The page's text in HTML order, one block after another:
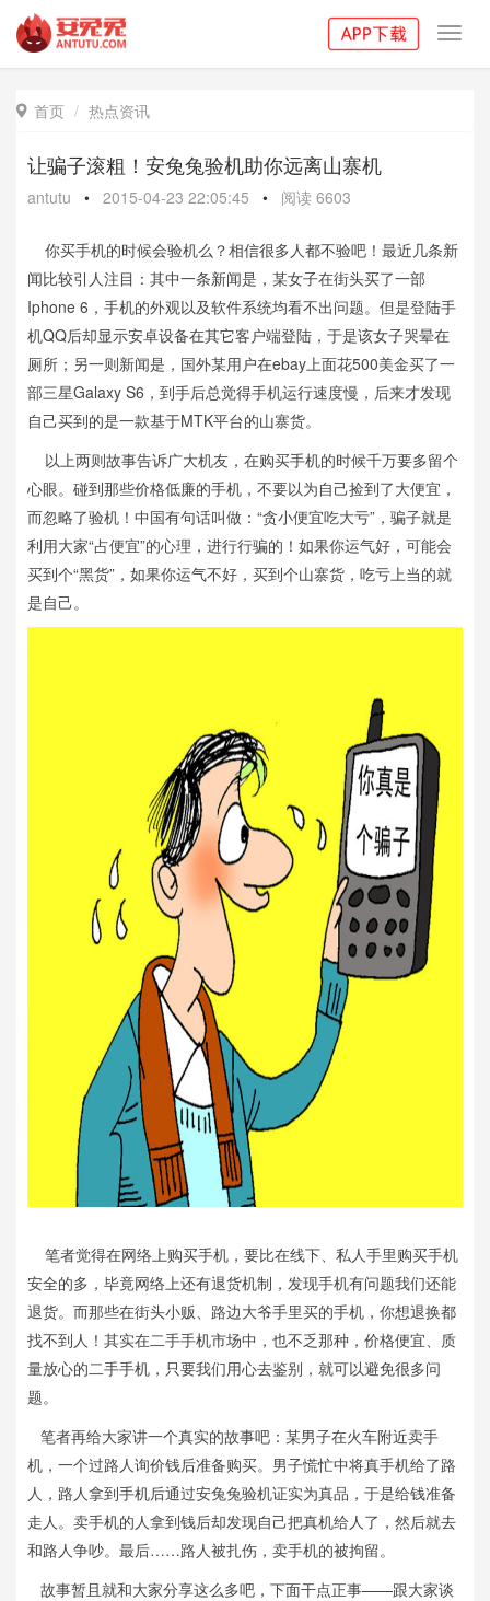
 首页 热点资讯
让骗子滚粗！安兔兔验机助你远离山寨机
antutu • 2015-04-23 22:05:45 • 阅读 6603
你买手机的时候会验机么？相信很多人都不验吧！最近几条新
闻比较引人注目：其中一条新闻是，某女子在街头买了一部
Iphone 6，手机的外观以及软件系统均看不出问题。但是登陆手
机QQ后却显示安卓设备在其它客户端登陆，于是该女子哭晕在
厕所；另一则新闻是，国外某用户在ebay上面花500美金买了一
部三星Galaxy S6，到手后总觉得手机运行速度慢，后来才发现
自己买到的是一款基于MTK平台的山寨货。
以上两则故事告诉广大机友，在购买手机的时候千万要多留个
心眼。碰到那些价格低廉的手机，不要以为自己捡到了大便宜，
而忽略了验机！中国有句话叫做：“贪小便宜吃大亏”，骗子就是
利用大家“占便宜”的心理，进行行骗的！如果你运气好，可能会
买到个“黑货”，如果你运气不好，买到个山寨货，吃亏上当的就
是自己。
笔者觉得在网络上购买手机，要比在线下、私人手里购买手机
安全的多，毕竟网络上还有退货机制，发现手机有问题我们还能
退货。而那些在街头小贩、路边大爷手里买的手机，你想退换都
找不到人！其实在二手手机市场中，也不乏那种，价格便宜、质
量放心的二手手机，只要我们用心去鉴别，就可以避免很多问
题。
笔者再给大家讲一个真实的故事吧：某男子在火车附近卖手
机，一个过路人询价钱后准备购买。男子慌忙中将真手机给了路
人，路人拿到手机后通过安兔兔验机证实为真品，于是给钱准备
走人。卖手机的人拿到钱后却发现自己把真机给人了，然后就去
和路人争吵。最后……路人被扎伤，卖手机的被拘留。
故事暂且就和大家分享这么多吧，下面干点正事——跟大家谈